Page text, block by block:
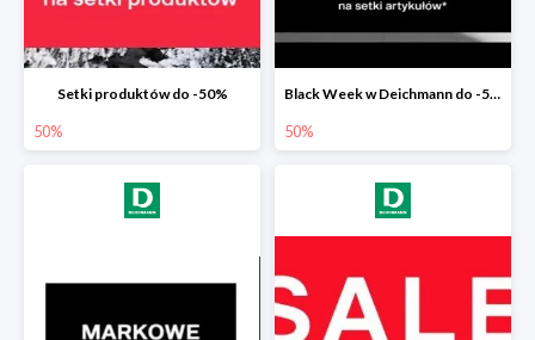
Setki produktów do -50%
50%
Black Week w Deichmann do -50%
50%